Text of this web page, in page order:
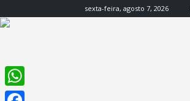
sexta-feira, agosto 7, 2026
WhatsApp